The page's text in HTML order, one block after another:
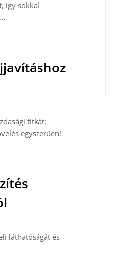
így sokkal
titkát:
egyszerűen!
láthatóságát és